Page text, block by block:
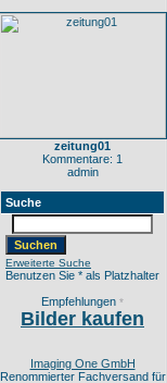
zeitung01
Kommentare: 1
admin
Suche
Erweiterte Suche
Benutzen Sie * als Platzhalter
Empfehlungen *
Bilder kaufen
Imaging One GmbH
Renommierter Fachversand für